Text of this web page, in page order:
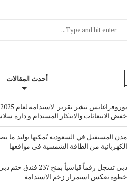
أحدث المقالات
خفض الانبعاثات والابتكار المستدام وإدارة
مدن المستقبل في السعودية يُمكنها توليد ما
الكهربائية من الطاقة الشمسية في مواقعها
دبي تسجل رقماً قياسياً
خطوة تعكس استمرار زخم الاستدامة